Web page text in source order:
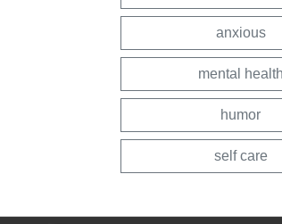
anxious
mental health
humor
self care